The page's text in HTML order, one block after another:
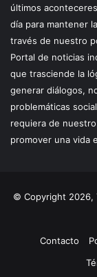
últimos
día para mantener
través de nuestro
Portal de noticias
que trasciende la
generar diálogos,
problemáticas
requiera de
promover una vida
© Copyright 2026,
Contacto